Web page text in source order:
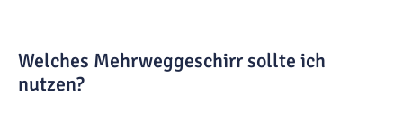
Welches Mehrweggeschirr sollte ich
nutzen?